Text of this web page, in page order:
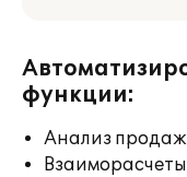
функции:
Анализ продаж